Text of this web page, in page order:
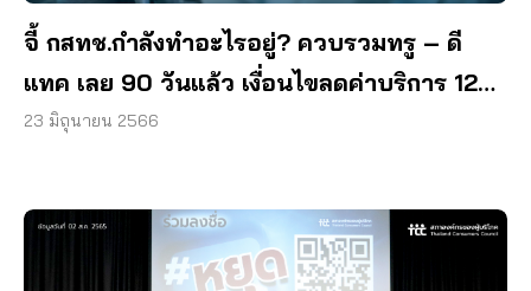
จี้ กสทช.กำลังทำอะไรอยู่? ควบรวมทรู – ดี
แทค เลย 90 วันแล้ว เงื่อนไขลดค่าบริการ 12%
เงียบฉี่ !
23 มิถุนายน 2566